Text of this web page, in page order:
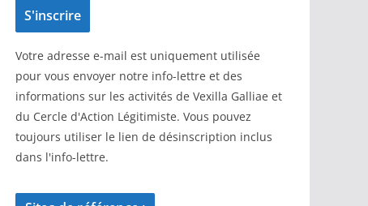
Votre adresse e-mail est uniquement utilisée
pour vous envoyer notre info-lettre et des
informations sur les activités de Vexilla Galliae et
du Cercle d'Action Légitimiste. Vous pouvez
toujours utiliser le lien de désinscription inclus
dans l'info-lettre.